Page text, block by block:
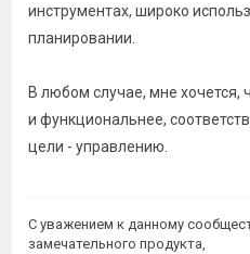
инструментах, широко
планировании.
В любом случае, мне хочется,
и функциональнее,
цели - управлению.
С уважением к данному
замечательного продукта,